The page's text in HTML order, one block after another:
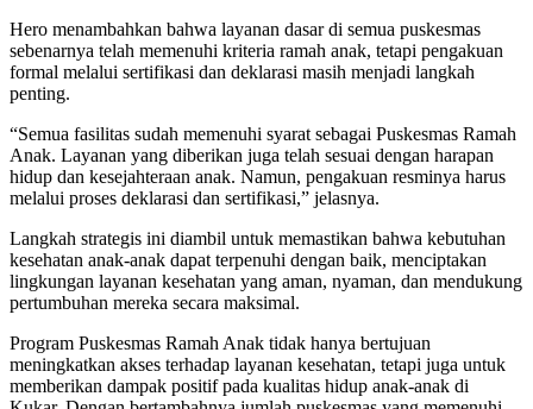
Hero menambahkan bahwa layanan dasar di semua puskesmas
sebenarnya telah memenuhi kriteria ramah anak, tetapi pengakuan
formal melalui sertifikasi dan deklarasi masih menjadi langkah
penting.
“Semua fasilitas sudah memenuhi syarat sebagai Puskesmas Ramah
Anak. Layanan yang diberikan juga telah sesuai dengan harapan
hidup dan kesejahteraan anak. Namun, pengakuan resminya harus
melalui proses deklarasi dan sertifikasi,” jelasnya.
Langkah strategis ini diambil untuk memastikan bahwa kebutuhan
kesehatan anak-anak dapat terpenuhi dengan baik, menciptakan
lingkungan layanan kesehatan yang aman, nyaman, dan mendukung
pertumbuhan mereka secara maksimal.
Program Puskesmas Ramah Anak tidak hanya bertujuan
meningkatkan akses terhadap layanan kesehatan, tetapi juga untuk
memberikan dampak positif pada kualitas hidup anak-anak di